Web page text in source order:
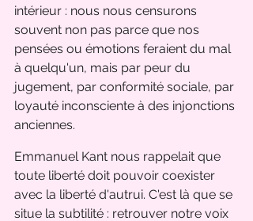
intérieur : nous nous censurons
souvent non pas parce que nos
pensées ou émotions feraient du mal
à quelqu'un, mais par peur du
jugement, par conformité sociale, par
loyauté inconsciente à des injonctions
anciennes.
Emmanuel Kant nous rappelait que
toute liberté doit pouvoir coexister
avec la liberté d'autrui. C'est là que se
situe la subtilité : retrouver notre voix